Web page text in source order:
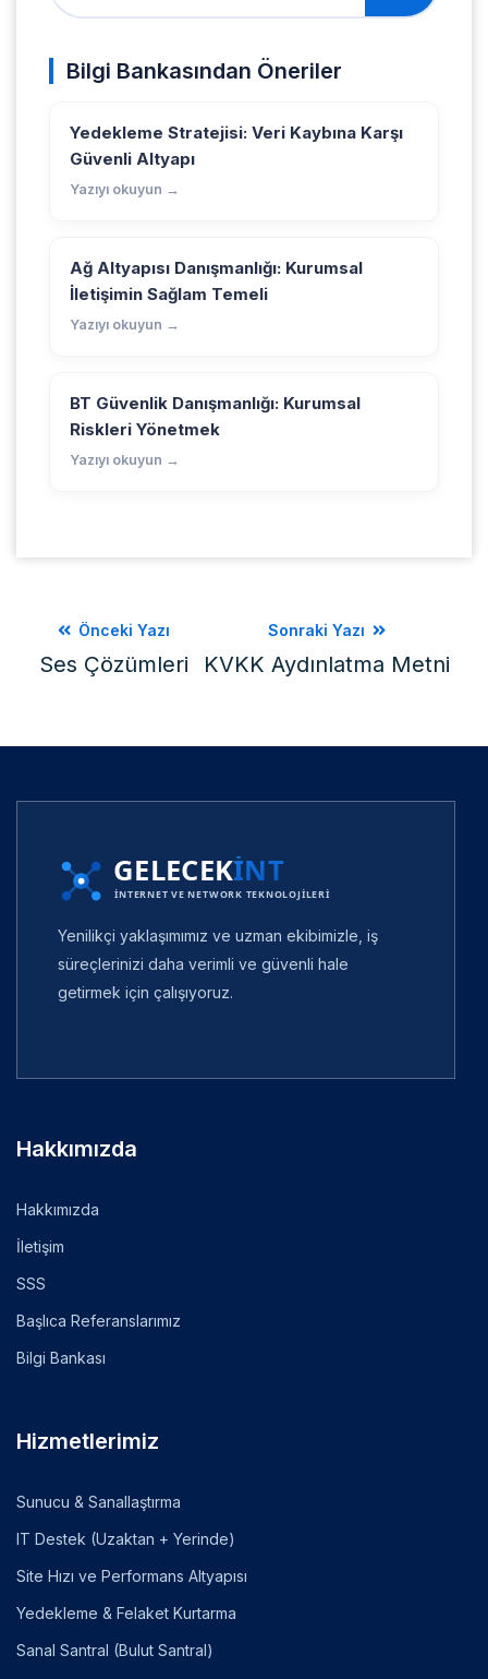
Bilgi Bankasından Öneriler
Yedekleme Stratejisi: Veri Kaybına Karşı
Güvenli Altyapı
Yazıyı okuyun →
Ağ Altyapısı Danışmanlığı: Kurumsal
İletişimin Sağlam Temeli
Yazıyı okuyun →
BT Güvenlik Danışmanlığı: Kurumsal
Riskleri Yönetmek
Yazıyı okuyun →
Önceki Yazı
Ses Çözümleri
Sonraki Yazı
KVKK Aydınlatma Metni
Yenilikçi yaklaşımımız ve uzman ekibimizle, iş
süreçlerinizi daha verimli ve güvenli hale
getirmek için çalışıyoruz.
Hakkımızda
Hakkımızda
İletişim
SSS
Başlıca Referanslarımız
Bilgi Bankası
Hizmetlerimiz
Sunucu & Sanallaştırma
IT Destek (Uzaktan + Yerinde)
Site Hızı ve Performans Altyapısı
Yedekleme & Felaket Kurtarma
Sanal Santral (Bulut Santral)